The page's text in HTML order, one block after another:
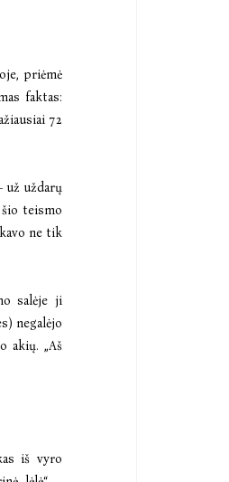
priėmė
faktas:
72
už uždarų
teismo
ne tik
salėje ji
negalėjo
akių. „Aš
iš vyro